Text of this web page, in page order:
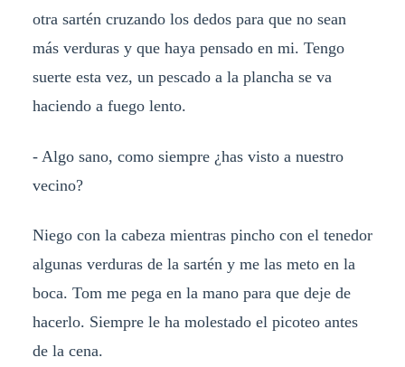
otra sartén cruzando los dedos para que no sean
más verduras y que haya pensado en mi. Tengo
suerte esta vez, un pescado a la plancha se va
haciendo a fuego lento.
- Algo sano, como siempre ¿has visto a nuestro
vecino?
Niego con la cabeza mientras pincho con el tenedor
algunas verduras de la sartén y me las meto en la
boca. Tom me pega en la mano para que deje de
hacerlo. Siempre le ha molestado el picoteo antes
de la cena.